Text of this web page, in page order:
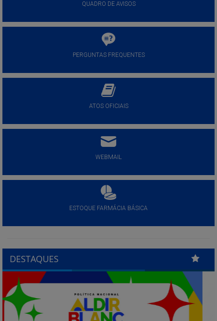
QUADRO DE AVISOS
PERGUNTAS FREQUENTES
ATOS OFICIAIS
WEBMAIL
ESTOQUE FARMÁCIA BÁSICA
DESTAQUES